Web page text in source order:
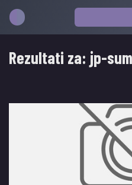
Rezultati za: jp-